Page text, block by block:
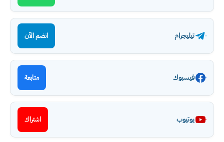
تيليجرام انضم الآن
فيسبوك متابعة
يوتيوب اشتراك